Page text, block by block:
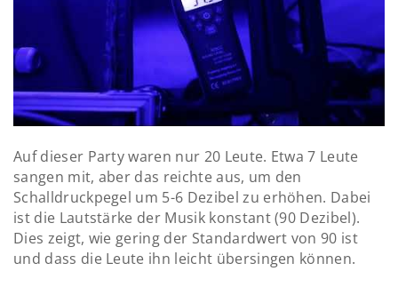
Auf dieser Party waren nur 20 Leute. Etwa 7 Leute
sangen mit, aber das reichte aus, um den
Schalldruckpegel um 5-6 Dezibel zu erhöhen. Dabei
ist die Lautstärke der Musik konstant (90 Dezibel).
Dies zeigt, wie gering der Standardwert von 90 ist
und dass die Leute ihn leicht übersingen können.